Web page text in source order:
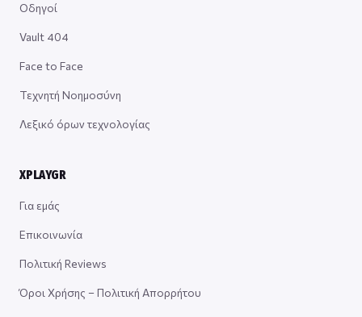
Οδηγοί
Vault 404
Face to Face
Τεχνητή Νοημοσύνη
Λεξικό όρων τεχνολογίας
XPLAYGR
Για εμάς
Επικοινωνία
Πολιτική Reviews
Όροι Χρήσης – Πολιτική Απορρήτου